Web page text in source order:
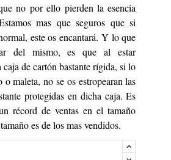
no por ello pierden la esencia
mas que seguros que si
este os encantará. Y lo que
del mismo, es que al estar
de cartón bastante rígida, si lo
maleta, no se os estropearan las
protegidas en dicha caja. Es
récord de ventas en el tamaño
es de los mas vendidos.